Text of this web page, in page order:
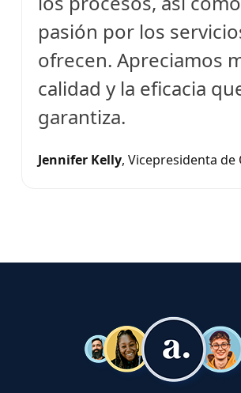
pasión por los
ofrecen. Apreciamos
calidad y la eficacia
garantiza.
Jennifer Kelly, Vicepresidenta de